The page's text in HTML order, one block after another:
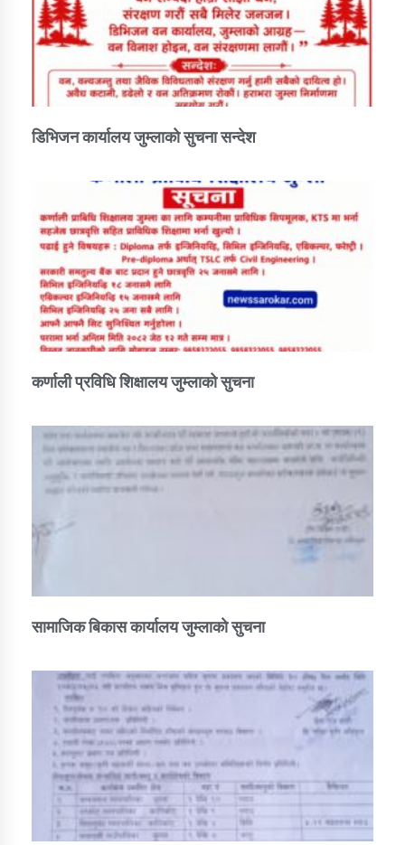
तातोपानी गाउँपालिका जुम्लाको महिला तथा लैङ्गिक हिंसा
सम्बन्धी सूचना सन्देश
तातोपानी गाउँपालिका जुम्लाको महिनावारी सम्बन्धिकाे
सन्देश
तातोपानी गाउँपालिका जुम्लाको बालविवाह सन्देश
तातोपानी गाउँपालिका जुम्लाको सूचना
डिभिजन कार्यालय जुम्लाको सुचना सन्देश
कर्णाली प्रविधि शिक्षालय जुम्लाको सुचना
सामाजिक बिकास कार्यालय जुम्लाकाे सुचना